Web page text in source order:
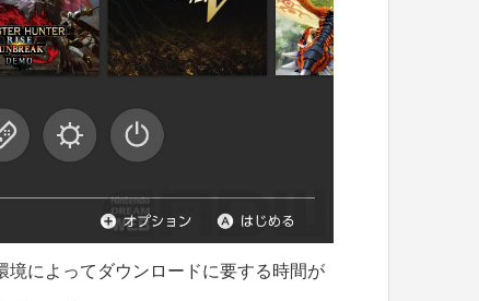
によってダウンロードに要する時間が